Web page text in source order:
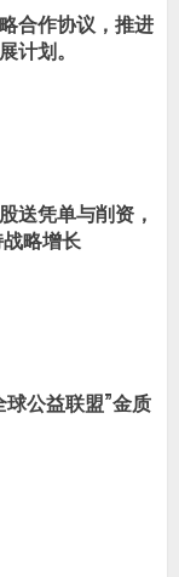
合作协议，推进
计划。
送凭单与削资，
略增长
公益联盟”金质